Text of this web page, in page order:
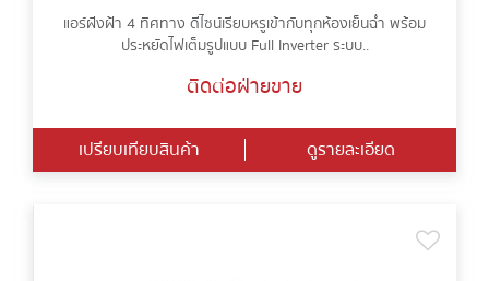
แอร์ฝังฝ้า 4 ทิศทาง ดีไซน์เรียบหรูเข้ากับทุกห้องเย็นฉ่ำ พร้อม
ประหยัดไฟเต็มรูปแบบ Full Inverter ระบบ..
ติดต่อฝ่ายขาย
เปรียบเทียบสินค้า ดูรายละเอียด